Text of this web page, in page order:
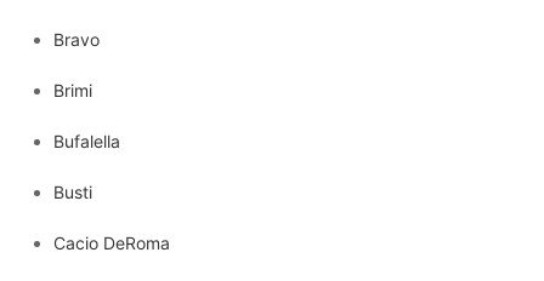
Bravo
Brimi
Bufalella
Busti
Cacio DeRoma